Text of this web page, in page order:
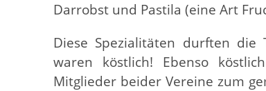
Darrobst und Pastila (eine Art
Diese Spezialitäten durften die
waren köstlich! Ebenso
Mitglieder beider Vereine zum